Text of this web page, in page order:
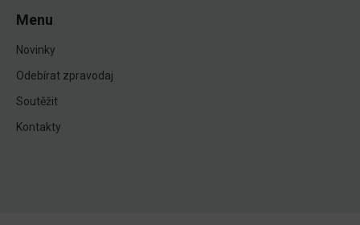
Menu
Novinky
Odebírat zpravodaj
Soutěžit
Kontakty